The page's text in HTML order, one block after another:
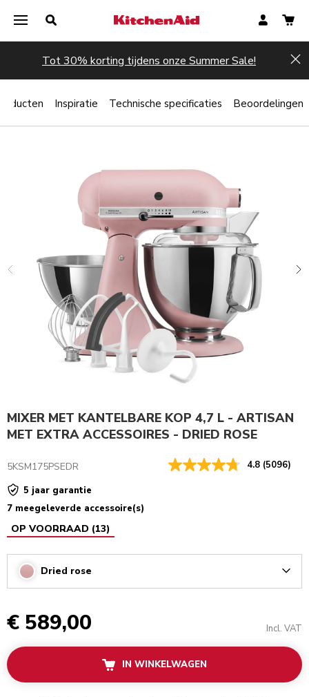
Tot 30% korting tijdens onze Summer Sale!
MIXER MET KANTELBARE KOP 4,7 L - ARTISAN
MET EXTRA ACCESSOIRES - DRIED ROSE
5KSM175PSEDR 4.8 (5096)
5 jaar garantie
7 meegeleverde accessoire(s)
OP VOORRAAD (13)
Dried rose
€ 589,00 Incl. VAT
IN WINKELWAGEN
Inspiratie Technische specificaties Beoordelingen